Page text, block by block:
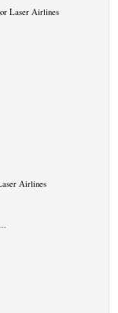
Laser Airlines
Airlines